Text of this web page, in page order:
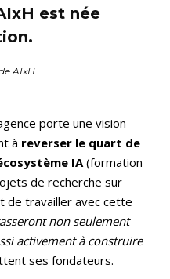
est née
AIxH
porte une vision
à reverser le quart de
IA (formation
de recherche sur
de travailler avec cette
non seulement
activement à construire
ses fondateurs.